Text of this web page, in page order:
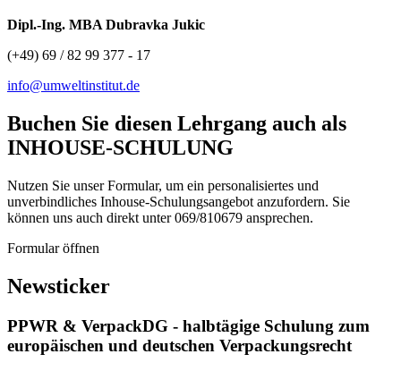
Dipl.-Ing. MBA Dubravka Jukic
(+49) 69 / 82 99 377 - 17
info@umweltinstitut.de
Buchen Sie diesen Lehrgang auch als
INHOUSE-SCHULUNG
Nutzen Sie unser Formular, um ein personalisiertes und
unverbindliches Inhouse-Schulungs­angebot anzufordern. Sie
können uns auch direkt unter 069/810679 ansprechen.
Formular öffnen
Newsticker
PPWR & VerpackDG - halbtägige Schulung zum
europäischen und deutschen Verpackungsrecht